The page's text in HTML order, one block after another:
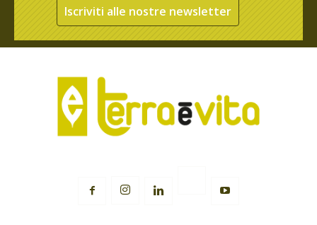
Iscriviti alle nostre newsletter